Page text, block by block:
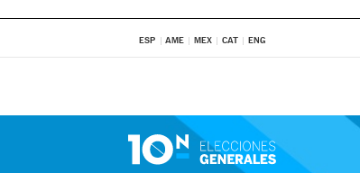
ESP AME MEX CAT ENG